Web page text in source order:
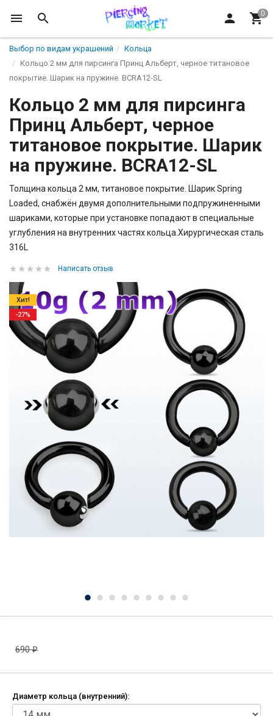
Выбор по видам украшений
Кольца
Кольцо 2 мм для пирсинга Принц Альберт, черное титановое
покрытие. Шарик на пружине. BCRA12-SL
Кольцо 2 мм для пирсинга
Принц Альберт, черное
титановое покрытие. Шарик
на пружине. BCRA12-SL
Толщина кольца 2 мм, титановое покрытие. Шарик Spring
Loaded, снабжён двумя дополнительными подпружиненными
шариками, которые при установке попадают в специальные
углубления на внутренних частях кольца.Хирургическая сталь
316L
Написать отзыв
Хит!
-27%
690₽
Диаметр кольца (внутренний):